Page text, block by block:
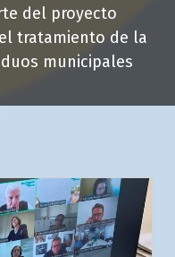
del proyecto
tratamiento de la
municipales